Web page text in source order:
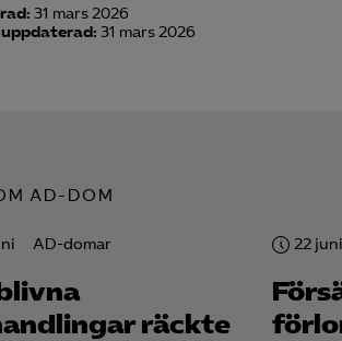
31 mars 2026
31 mars 2026
AD-DOM
AD-domar
räckte
22 juni